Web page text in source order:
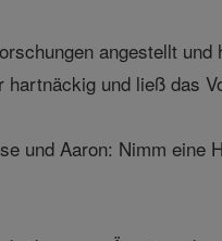
angestellt
hartnäckig und ließ das
und Aaron: Nimm eine